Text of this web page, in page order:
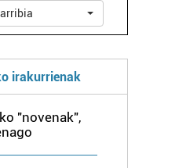
irakurrienak
"novenak",